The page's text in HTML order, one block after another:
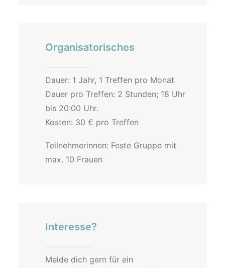
Organisatorisches
Dauer: 1 Jahr, 1 Treffen pro Monat
Dauer pro Treffen: 2 Stunden; 18 Uhr
bis 20:00 Uhr.
Kosten: 30 € pro Treffen
Teilnehmerinnen: Feste Gruppe mit
max. 10 Frauen
Interesse?
Melde dich gern für ein